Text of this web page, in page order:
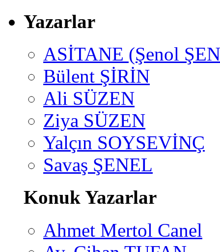
Yazarlar
ASİTANE (Şenol
Bülent ŞİRİN
Ali SÜZEN
Ziya SÜZEN
Yalçın SOYSEVİNÇ
Savaş ŞENEL
Konuk Yazarlar
Ahmet Mertol Canel